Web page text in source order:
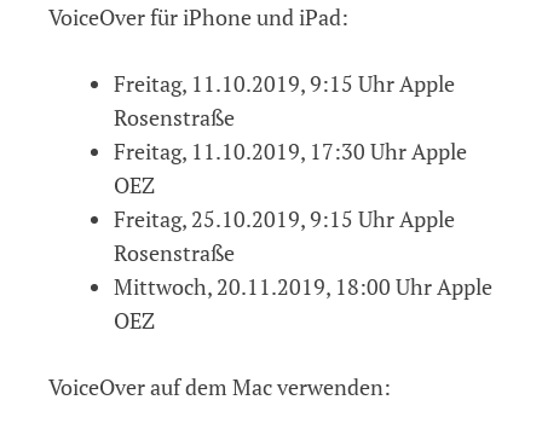
VoiceOver für iPhone und iPad:
Freitag, 11.10.2019, 9:15 Uhr Apple
Rosenstraße
Freitag, 11.10.2019, 17:30 Uhr Apple
OEZ
Freitag, 25.10.2019, 9:15 Uhr Apple
Rosenstraße
Mittwoch, 20.11.2019, 18:00 Uhr Apple
OEZ
VoiceOver auf dem Mac verwenden: